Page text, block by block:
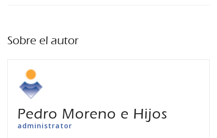
Sobre el autor
Pedro Moreno e Hijos
administrator